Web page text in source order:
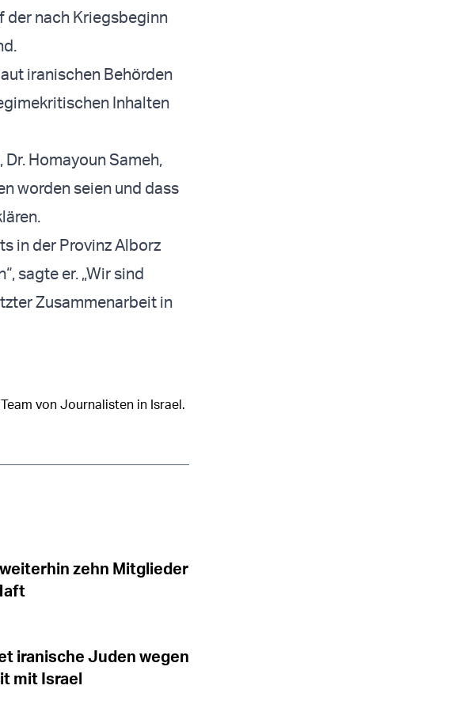
nach Kriegsbeginn
iranischen Behörden
Inhalten
Homayoun Sameh,
worden seien und dass
in der Provinz Alborz
sagte er. „Wir sind
Zusammenarbeit in
von Journalisten in Israel.
zehn Mitglieder
iranische Juden wegen
mit Israel